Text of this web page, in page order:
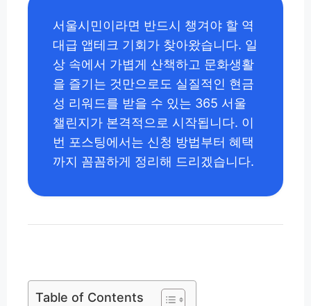
서울시민이라면 반드시 챙겨야 할 역
대급 앱테크 기회가 찾아왔습니다. 일
상 속에서 가볍게 산책하고 문화생활
을 즐기는 것만으로도 실질적인 현금
성 리워드를 받을 수 있는 365 서울
챌린지가 본격적으로 시작됩니다. 이
번 포스팅에서는 신청 방법부터 혜택
까지 꼼꼼하게 정리해 드리겠습니다.
Table of Contents